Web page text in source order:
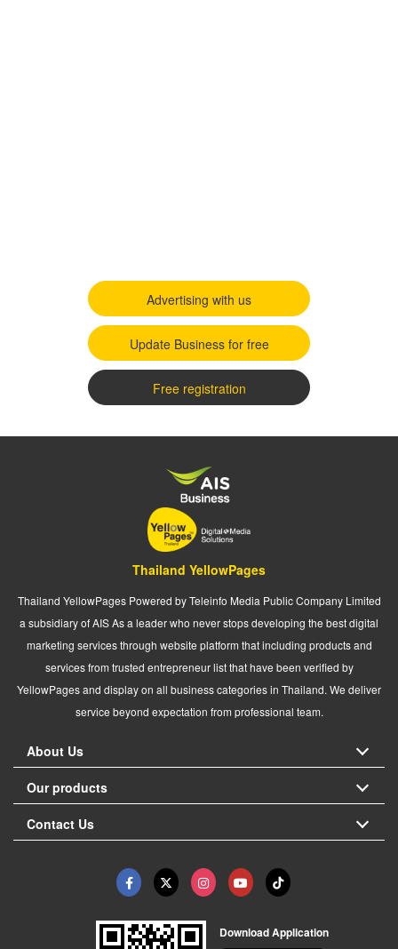
Advertising with us
Update Business for free
Free registration
Thailand YellowPages
Thailand YellowPages Powered by Teleinfo Media Public Company Limited
a subsidiary of AIS As a leader who never stops developing the best digital
marketing services through website platform that including products and
services from trusted entrepreneur list that have been verified by
YellowPages and display on all business categories in Thailand. We deliver
service beyond expectation from professional team.
About Us
Our products
Contact Us
Download Application